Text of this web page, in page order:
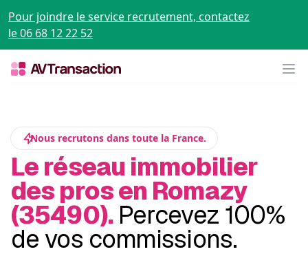
Pour joindre le service recrutement, contactez
le 06 68 12 22 52
Nous recrutons dans toute la France.
Le réseau immobilier
des pros en Romazy
(35490). Percevez 100%
de vos commissions.